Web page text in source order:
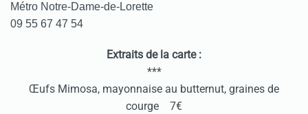
Métro Notre-Dame-de-Lorette
09 55 67 47 54
Extraits de la carte :
***
Œufs Mimosa, mayonnaise au butternut, graines de
courge 7€